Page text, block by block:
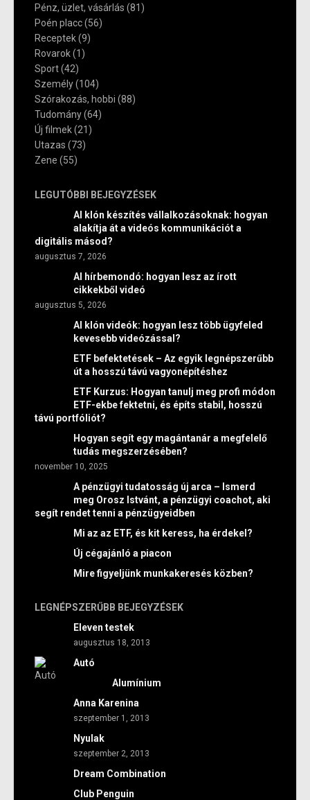
Pénz, üzlet, vásárlás (81)
Poén placc(56)
Receptek(9)
Rovarok(1)
Sport(42)
Személy(104)
Szórakozás, hobbi (88)
Tudomány(64)
Új filmek(21)
Utazas (73)
Zene (55)
LEGUTÓBBI BEJEGYZÉSEK
AI klón készítés vállalkozásoknak: hogyan
alakítja át a videós kommunikációt a
digitális másod?
augusztus 7, 2026
AI hírbemondó: hogyan lesz az írott
cikkekből videó
augusztus 5, 2026
AI klón videók: hogyan lesz több ügyfeled
kevesebb videózással?
ETF befektetések – Az egyik legnépszerűbb
út a hosszú távú vagyonépítéshez
ETF Kurzus: Hogyan tanulj meg profi módon
ETF-ekbe fektetni, és építs stabil, hosszú
távú portfóliót?
Hogyan segít egy magántanár a megfelelő
tudás megszerzésében?
november 10, 2025
A pénzügyi tudatosság új arca – Ismerd
meg Orosz Istvánt, a pénzügyi coachot, aki
segít rendet tenni a pénzügyeidben
Mi az az ETF, és kit keress, ha érdekel?
Új cégajánló a piacon
Mire figyeljünk munkakeresés közben?
LEGNÉPSZERŰBB BEJEGYZÉSEK
Eleven testek
augusztus 18, 2013
Autó
Alumínium
Anna Karenina
szeptember 1, 2013
Nyulak
szeptember 2, 2013
Dream Combination
Club Penguin